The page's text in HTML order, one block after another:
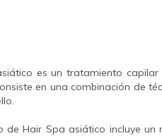
es un tratamiento
en una combinación de
Hair Spa asiático incluye un